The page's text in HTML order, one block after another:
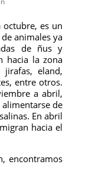
octubre, es un
animales ya
de ñus y
hacia la zona
eland,
entre otros.
a abril,
de
En abril
hacia el
encontramos